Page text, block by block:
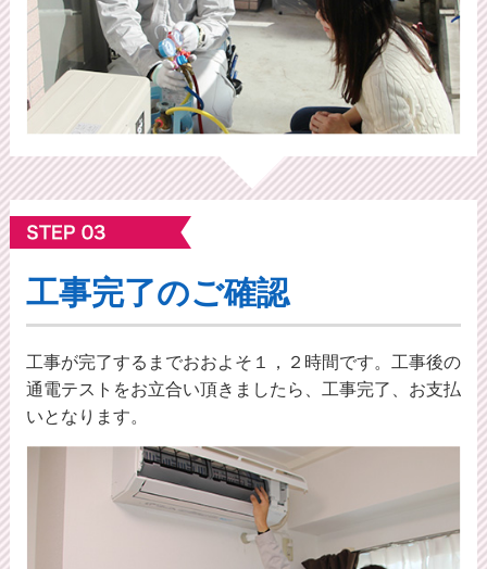
工事完了のご確認
工事が完了するまでおおよそ１，２時間です。工事後の
通電テストをお立合い頂きましたら、工事完了、お支払
いとなります。